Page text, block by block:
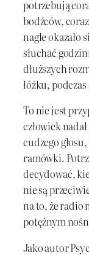
potrzebują
bodźców,
nagle okazało
słuchać
dłuższych
łóżku,
To nie jest
człowiek
cudzego
ramówki.
decydować,
nie są
na to, że radio
potężnym
Jako autor